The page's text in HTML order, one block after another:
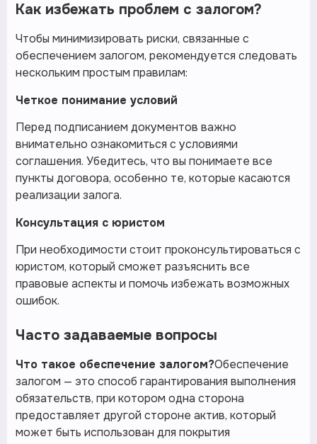
Как избежать проблем с залогом?
Чтобы минимизировать риски, связанные с
обеспечением залогом, рекомендуется следовать
нескольким простым правилам:
Четкое понимание условий
Перед подписанием документов важно
внимательно ознакомиться с условиями
соглашения. Убедитесь, что вы понимаете все
пункты договора, особенно те, которые касаются
реализации залога.
Консультация с юристом
При необходимости стоит проконсультироваться с
юристом, который сможет разъяснить все
правовые аспекты и помочь избежать возможных
ошибок.
Часто задаваемые вопросы
Что такое обеспечение залогом?Обеспечение
залогом — это способ гарантирования выполнения
обязательств, при котором одна сторона
предоставляет другой стороне актив, который
может быть использован для покрытия